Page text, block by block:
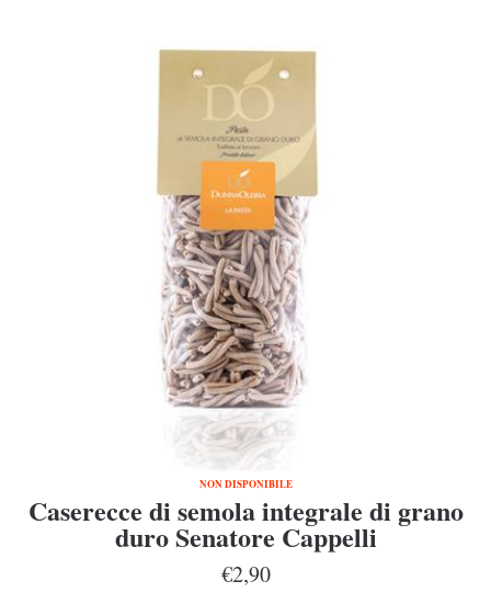
NON DISPONIBILE
Caserecce di semola integrale di grano
duro Senatore Cappelli
€2,90